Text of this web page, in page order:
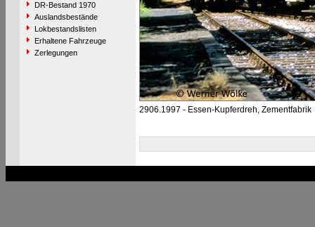
DR-Bestand 1970
Auslandsbestände
Lokbestandslisten
Erhaltene Fahrzeuge
Zerlegungen
2906.1997 - Essen-Kupferdreh, Zementfabrik